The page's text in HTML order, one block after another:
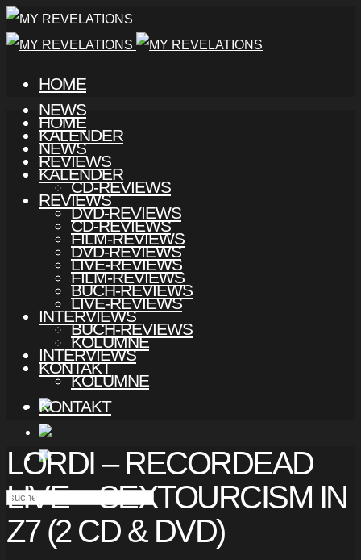
HOME
NEWS
KALENDER
REVIEWS
CD-REVIEWS
DVD-REVIEWS
FILM-REVIEWS
LIVE-REVIEWS
BUCH-REVIEWS
INTERVIEWS
KOLUMNE
KONTAKT
HOME
NEWS
KALENDER
REVIEWS
CD-REVIEWS
DVD-REVIEWS
FILM-REVIEWS
LIVE-REVIEWS
BUCH-REVIEWS
INTERVIEWS
KOLUMNE
KONTAKT
LORDI – RECORDEAD
LIVE – SEXTOURCISM IN
Z7 (2 CD & DVD)